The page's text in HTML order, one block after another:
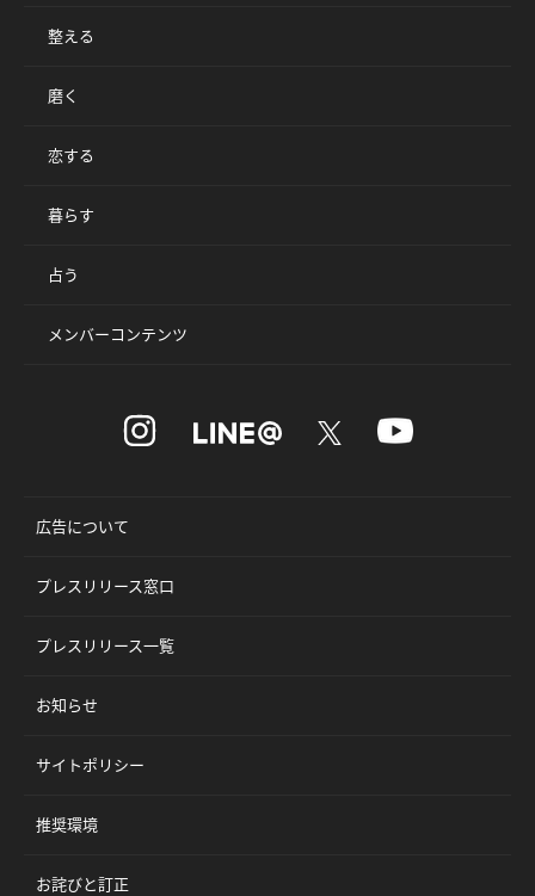
整える
磨く
恋する
暮らす
占う
メンバーコンテンツ
広告について
プレスリリース窓口
プレスリリース一覧
お知らせ
サイトポリシー
推奨環境
お詫びと訂正